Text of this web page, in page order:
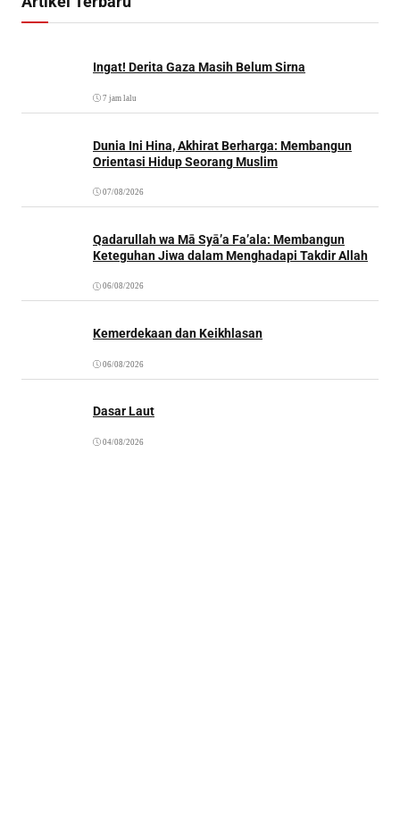
Ingat! Derita Gaza Masih Belum Sirna
7 jam lalu
Dunia Ini Hina, Akhirat Berharga: Membangun
Orientasi Hidup Seorang Muslim
07/08/2026
Qadarullah wa Mā Syā’a Fa’ala: Membangun
Keteguhan Jiwa dalam Menghadapi Takdir Allah
06/08/2026
Kemerdekaan dan Keikhlasan
06/08/2026
Dasar Laut
04/08/2026